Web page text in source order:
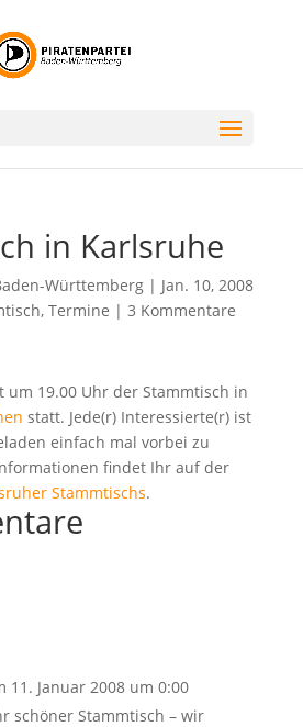
in Karlsruhe
Württemberg| Jan. 10, 2008
, Termine | 3 Kommentare
um 19.00 Uhr der Stammtisch in
statt. Jede(r) Interessierte(r) ist
einfach mal vorbei zu
findet Ihr auf der
Stammtischs.
11. Januar 2008 um 0:00
schöner Stammtisch – wir